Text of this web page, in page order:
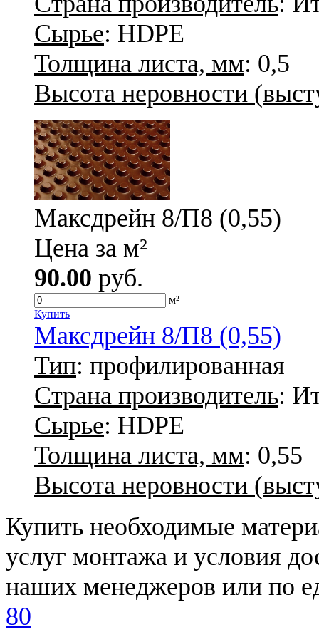
Сырье: HDPE
Толщина листа, мм: 0,5
Высота неровности
Максдрейн 8/П8 (0,55)
Цена за м²
90.00 руб.
м²
Купить
Максдрейн 8/П8 (0,55)
Тип: профилированная
Страна производитель:
Сырье: HDPE
Толщина листа, мм: 0,55
Высота неровности
Купить необходимые
услуг монтажа и условия
наших менеджеров или по
80